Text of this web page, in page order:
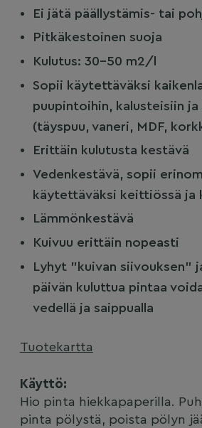
Ei jätä päällystämis- tai
Pitkäkestoinen suoja
Kulutus: 30–50 m2/l
Sopii käytettäväksi
puupintoihin, kalusteisiin
(täyspuu, vaneri, MDF,
Erittäin kulutusta kestävä
Vedenkestävä, sopii
käytettäväksi keittiössä ja
Lämmönkestävä
Kuivuu erittäin nopeasti
Lyhyt ”kuivan siivouksen”
päivän kuluttua pintaa
vedellä ja saippualla
Tuotekartta
Käyttö:
Hio pinta hiekkapaperilla.
pinta pölystä, poista pölyn